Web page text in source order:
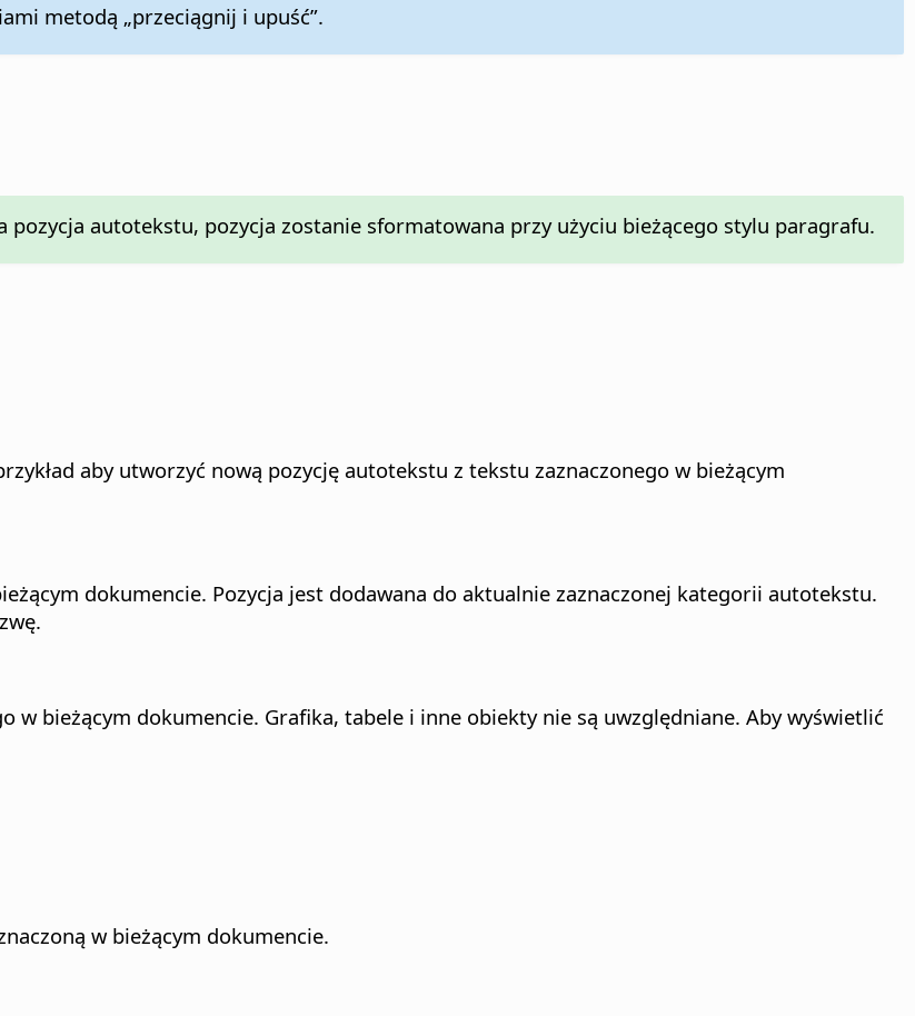
metodą „przeciągnij i upuść”.
autotekstu, pozycja zostanie sformatowana przy użyciu bieżącego stylu paragrafu.
aby utworzyć nową pozycję autotekstu z tekstu zaznaczonego w bieżącym
dokumencie. Pozycja jest dodawana do aktualnie zaznaczonej kategorii autotekstu.
w bieżącym dokumencie. Grafika, tabele i inne obiekty nie są uwzględniane. Aby wyświetlić
w bieżącym dokumencie.